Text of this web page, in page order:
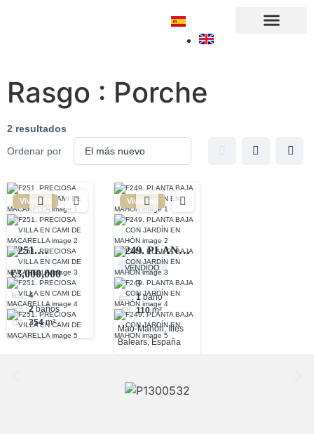
Rasgo : Porche
2 resultados
Ordenar por
Vivienda
F251.
PRECIOSA
VILLA EN
CAMI DE
MACARELLA
€3,000,000
4
2 baños
354 m²
Vivienda
F249. PLANTA
BAJA CON
JARDÍN EN
MAHÓN
VENDIDO
3
1 baño
110 m²
Maó-Mahón, Illes
Balears, España